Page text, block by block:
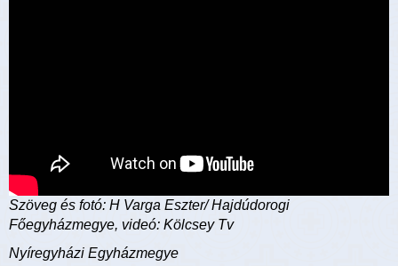
Szöveg és fotó: H Varga Eszter/ Hajdúdorogi
Főegyházmegye, videó: Kölcsey Tv
Nyíregyházi Egyházmegye